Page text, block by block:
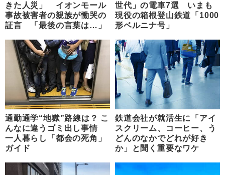
きた人災」 イオンモール
事故被害者の親族が慟哭の
証言 「最後の言葉は…」
世代」の電車7選 いまも
現役の箱根登山鉄道「1000
形ベルニナ号」
通勤通学“地獄”路線は？ こ
んなに違うゴミ出し事情
一人暮らし「都会の死角」
ガイド
鉄道会社が就活生に「アイ
スクリーム、コーヒー、う
どんのなかでどれが好き
か」と聞く重要なワケ